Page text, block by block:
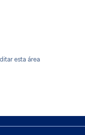
esta área